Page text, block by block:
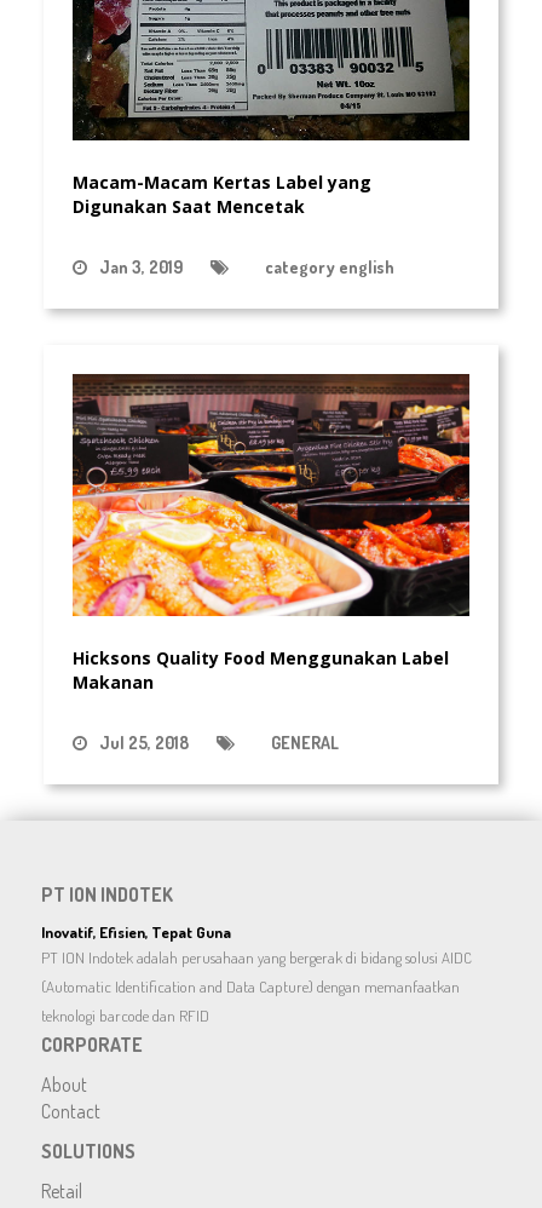
Macam-Macam Kertas Label yang
Digunakan Saat Mencetak
Jan 3, 2019 category english
Hicksons Quality Food Menggunakan Label
Makanan
Jul 25, 2018 GENERAL
PT ION INDOTEK
Inovatif, Efisien, Tepat Guna
PT ION Indotek adalah perusahaan yang bergerak di bidang solusi AIDC
(Automatic Identification and Data Capture) dengan memanfaatkan
teknologi barcode dan RFID
CORPORATE
About
Contact
SOLUTIONS
Retail